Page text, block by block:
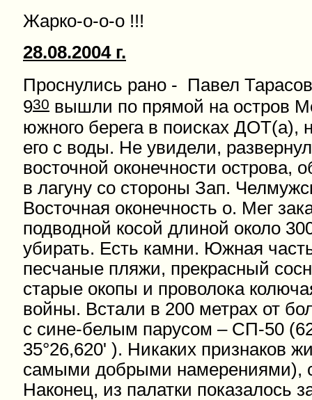
Жарко-о-о-о !!!
28.08.2004 г.
Проснулись рано - Павел
930 вышли по прямой на остров
южного берега в поисках ДОТ(а),
его с воды. Не увидели,
восточной оконечности
в лагуну со стороны Зап.
Восточная оконечность о. Мег
подводной косой длиной около
убирать. Есть камни. Южная
песчаные пляжи, прекрасный
старые окопы и проволока
войны. Встали в 200 метрах от
с сине-белым парусом – СП-50
35°26,620' ). Никаких признаков
самыми добрыми намерениями),
Наконец, из палатки показалось